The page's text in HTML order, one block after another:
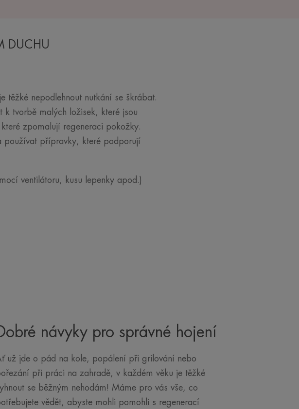
DUCHU
těžké nepodlehnout nutkání se škrábat.
k tvorbě malých ložisek, které jsou
zpomalují regeneraci pokožky.
používat přípravky, které podporují
ventilátoru, kusu lepenky apod.)
návyky pro správné hojení
už jde o pád na kole, popálení při grilování nebo
při práci na zahradě, v každém věku je těžké
se běžným nehodám! Máme pro vás vše, co
vědět, abyste mohli pomohli s regenerací